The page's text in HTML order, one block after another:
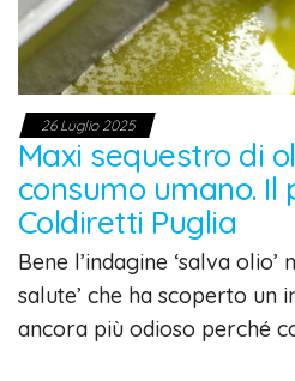
26 Luglio 2025
Maxi sequestro di
consumo umano. Il
Coldiretti Puglia
Bene l’indagine ‘salva
salute’ che ha scoperto un
ancora più odioso perché